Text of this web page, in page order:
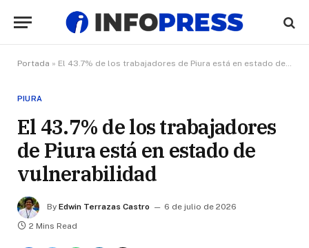
Portada » El 43.7% de los trabajadores de Piura está en estado de vulnerabilidad
PIURA
El 43.7% de los trabajadores
de Piura está en estado de
vulnerabilidad
By Edwin Terrazas Castro
6 de julio de 2026
2 Mins Read